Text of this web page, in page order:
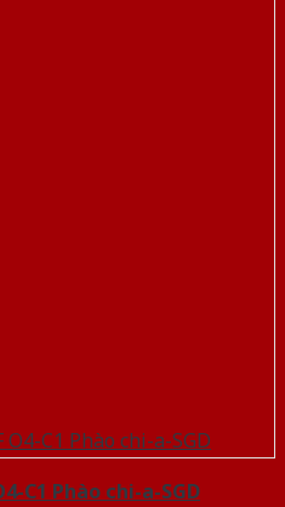
C1 Phào chi-a-SGD